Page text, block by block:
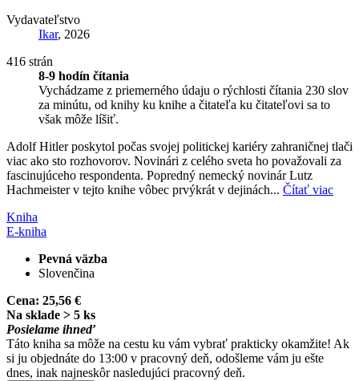
Vydavateľstvo
Ikar, 2026
416 strán
8-9 hodín čítania
Vychádzame z priemerného údaju o rýchlosti čítania 230 slov
za minútu, od knihy ku knihe a čitateľa ku čitateľovi sa to
však môže líšiť.
Adolf Hitler poskytol počas svojej politickej kariéry zahraničnej tlači
viac ako sto rozhovorov. Novinári z celého sveta ho považovali za
fascinujúceho respondenta. Popredný nemecký novinár Lutz
Hachmeister v tejto knihe vôbec prvýkrát v dejinách... Čítať viac
Kniha
E-kniha
Pevná väzba
Slovenčina
Cena: 25,56 €
Na sklade > 5 ks
Posielame ihneď
Táto kniha sa môže na cestu ku vám vybrať prakticky okamžite! Ak
si ju objednáte do 13:00 v pracovný deň, odošleme vám ju ešte
dnes, inak najneskôr nasledujúci pracovný deň.